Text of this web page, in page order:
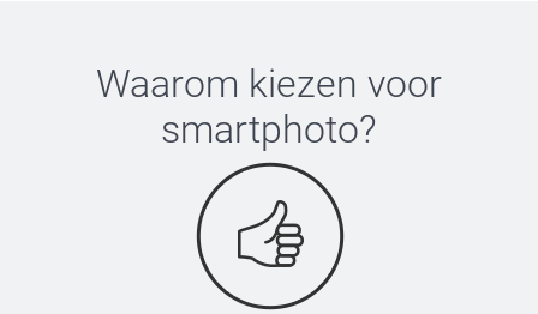
Waarom kiezen voor
smartphoto?